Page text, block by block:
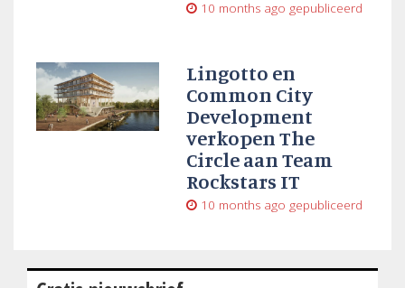
10 months ago gepubliceerd
Lingotto en
Common City
Development
verkopen The
Circle aan Team
Rockstars IT
10 months ago gepubliceerd